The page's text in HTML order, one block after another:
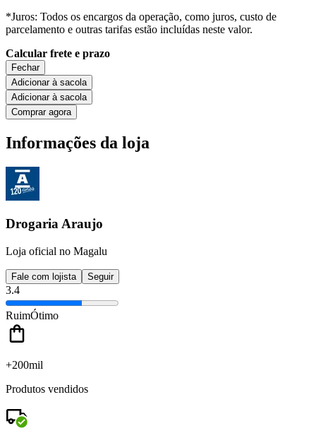
*Juros: Todos os encargos da operação, como juros, custo de
parcelamento e outras tarifas estão incluídas neste valor.
Calcular frete e prazo
Fechar
Adicionar à sacola
Adicionar à sacola
Comprar agora
Informações da loja
Drogaria Araujo
Loja oficial no Magalu
Fale com lojista Seguir
3.4
RuimÓtimo
+200mil
Produtos vendidos